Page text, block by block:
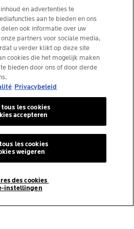
CAI
apotheekkanaal België,
door dermatologen, volume.
en advertenties te
aan te bieden en ons
ook informatie over uw
partners voor sociale media,
u verder klikt op deze site
cookies die het mogelijk maken
bieden door ons of door derde
Privacybeleid
des cookies
instellingen
les cookies
weigeren
les cookies
accepteren